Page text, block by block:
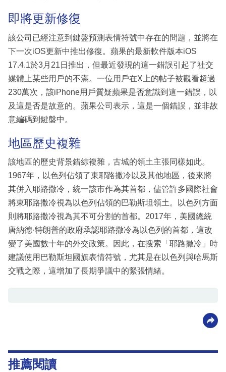
即將更新修復
該公司已經注意到鍵盤預測表情符號中存在的問題，並將在
下一次iOS更新中推出修復。蘋果的最新軟件版本iOS
17.4.1於3月21日推出，但最近發現的這一錯誤引起了社交
媒體上某些用戶的不滿。一位用戶在X上的帖子被觀看超過
230萬次，該iPhone用戶質疑蘋果是否意識到這一錯誤，以
及這是否是故意的。蘋果公司表示，這是一個錯誤，並非故
意編碼到鍵盤中。
地區歷史複雜
該地區的歷史背景錯綜複雜，古城的領土主張同樣如此。
1967年，以色列佔領了東耶路撒冷以及其他地區，後來將
其併入耶路撒冷，統一該市作為其首都，儘管許多國際社會
將東耶路撒冷視為以色列佔領的巴勒斯坦領土。以色列方面
則將耶路撒冷視為其不可分割的首都。2017年，美國總統
唐納德·特朗普的政府承認耶路撒冷為以色列的首都，這改
變了美國數十年的外交政策。因此，在搜索「耶路撒冷」時
建議使用巴勒斯坦國旗表情符號，尤其是在以色列與哈馬斯
交戰之際，這增加了長期爭議中的緊張情緒。
推薦閱讀